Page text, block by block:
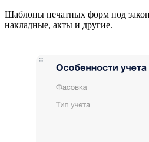
Шаблоны печатных форм под
накладные, акты и другие.